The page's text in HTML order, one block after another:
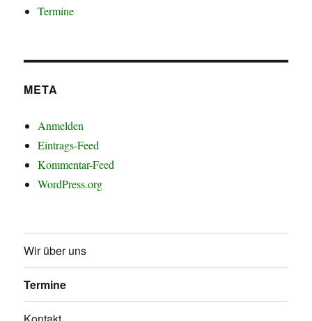
Termine
META
Anmelden
Eintrags-Feed
Kommentar-Feed
WordPress.org
Wir über uns
Termine